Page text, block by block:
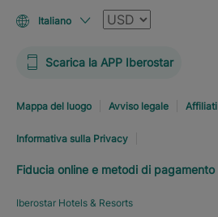
Italiano Valuta
Scarica la APP Iberostar
Mappa del luogo Avviso legale Affiliati
Informativa sulla Privacy
Fiducia online e metodi di pagamento
Iberostar Hotels & Resorts